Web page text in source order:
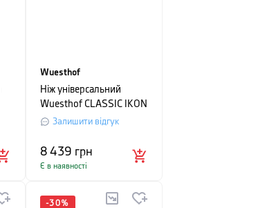
Wuesthof
Ніж універсальний
Wuesthof CLASSIC IKON
CREME, довжина 16 см,
Залишити відгук
8 439 грн
Є в наявності
-30%